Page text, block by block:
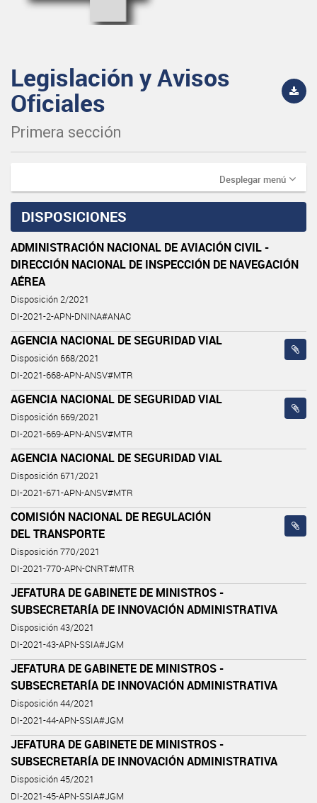
Legislación y Avisos
Oficiales
Primera sección
Desplegar menú
DISPOSICIONES
ADMINISTRACIÓN NACIONAL DE AVIACIÓN CIVIL -
DIRECCIÓN NACIONAL DE INSPECCIÓN DE NAVEGACIÓN
AÉREA
Disposición 2/2021
DI-2021-2-APN-DNINA#ANAC
AGENCIA NACIONAL DE SEGURIDAD VIAL
Disposición 668/2021
DI-2021-668-APN-ANSV#MTR
AGENCIA NACIONAL DE SEGURIDAD VIAL
Disposición 669/2021
DI-2021-669-APN-ANSV#MTR
AGENCIA NACIONAL DE SEGURIDAD VIAL
Disposición 671/2021
DI-2021-671-APN-ANSV#MTR
COMISIÓN NACIONAL DE REGULACIÓN
DEL TRANSPORTE
Disposición 770/2021
DI-2021-770-APN-CNRT#MTR
JEFATURA DE GABINETE DE MINISTROS -
SUBSECRETARÍA DE INNOVACIÓN ADMINISTRATIVA
Disposición 43/2021
DI-2021-43-APN-SSIA#JGM
JEFATURA DE GABINETE DE MINISTROS -
SUBSECRETARÍA DE INNOVACIÓN ADMINISTRATIVA
Disposición 44/2021
DI-2021-44-APN-SSIA#JGM
JEFATURA DE GABINETE DE MINISTROS -
SUBSECRETARÍA DE INNOVACIÓN ADMINISTRATIVA
Disposición 45/2021
DI-2021-45-APN-SSIA#JGM